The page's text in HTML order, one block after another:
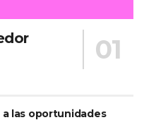
las oportunidades